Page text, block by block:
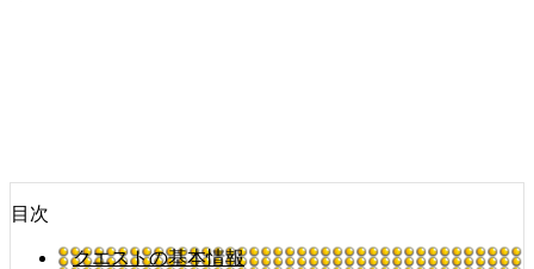
目次
クエストの基本情報